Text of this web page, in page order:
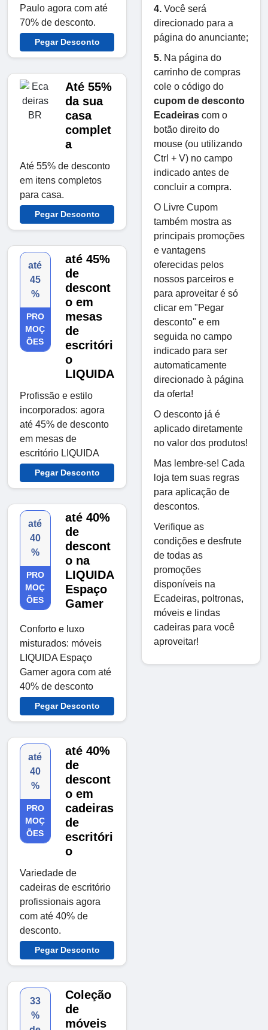
Paulo agora com até
70% de desconto.
Pegar Desconto
Até 55%
da sua
casa
complet
a
Até 55% de desconto
em itens completos
para casa.
Pegar Desconto
até
45
%
PRO
MOÇ
ÕES
até 45%
de
descont
o em
mesas
de
escritóri
o
LIQUIDA
Profissão e estilo
incorporados: agora
até 45% de desconto
em mesas de
escritório LIQUIDA
Pegar Desconto
até
40
%
PRO
MOÇ
ÕES
até 40%
de
descont
o na
LIQUIDA
Espaço
Gamer
Conforto e luxo
misturados: móveis
LIQUIDA Espaço
Gamer agora com até
40% de desconto
Pegar Desconto
até
40
%
PRO
MOÇ
ÕES
até 40%
de
descont
o em
cadeiras
de
escritóri
o
Variedade de
cadeiras de escritório
profissionais agora
com até 40% de
desconto.
Pegar Desconto
33
%
Coleção
de
móveis
4. Você será
direcionado para a
página do anunciante;
5. Na página do
carrinho de compras
cole o código do
cupom de desconto
Ecadeiras com o
botão direito do
mouse (ou utilizando
Ctrl + V) no campo
indicado antes de
concluir a compra.
O Livre Cupom
também mostra as
principais promoções
e vantagens
oferecidas pelos
nossos parceiros e
para aproveitar é só
clicar em "Pegar
desconto" e em
seguida no campo
indicado para ser
automaticamente
direcionado à página
da oferta!
O desconto já é
aplicado diretamente
no valor dos produtos!
Mas lembre-se! Cada
loja tem suas regras
para aplicação de
descontos.
Verifique as
condições e desfrute
de todas as
promoções
disponíveis na
Ecadeiras, poltronas,
móveis e lindas
cadeiras para você
aproveitar!